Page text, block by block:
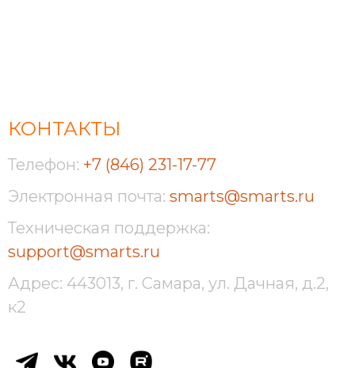
КОНТАКТЫ
Телефон: +7 (846) 231-17-77
Электронная почта: smarts@smarts.ru
Техническая поддержка:
support@smarts.ru
Адрес: 443013, г. Самара, ул. Дачная, д.2,
к2